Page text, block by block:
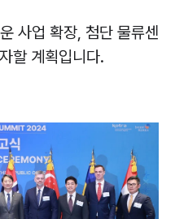
사업 확장, 첨단 물류센
할 계획입니다.